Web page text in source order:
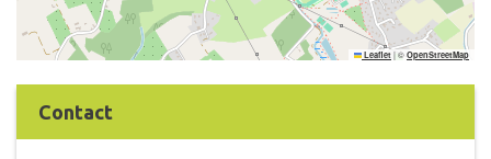
Leaflet |© OpenStreetMap
Contact